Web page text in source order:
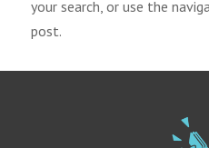
your search, or use the
post.